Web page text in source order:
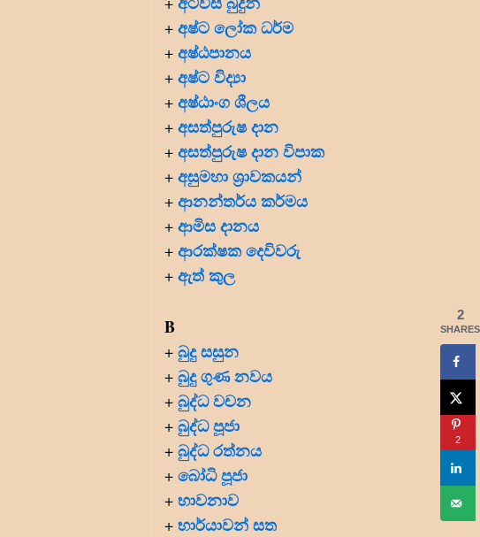
+ අෂ්ට ලෝක ධර්ම
+ අෂ්ඨපානය
+ අෂ්ට විද්‍යා
+ අෂ්ඨාංග ශීලය
+ අසත්පුරුෂ දාන
+ අසත්පුරුෂ දාන විපාක
+ අසුමහා ශ්‍රාවකයන්
+ ආනන්තර්ය කර්මය
+ ආමිස දානය
+ ආරක්ෂක දෙවිවරු
+ ඇත් කුල
B
+ බුදු සසුන
+ බුදු ගුණ නවය
+ බුද්ධ වචන
+ බුද්ධ පූජා
+ බුද්ධ රත්නය
+ බෝධි පූජා
+ භාවනාව
+ භාර්යාවන් සත
2
SHARES
2